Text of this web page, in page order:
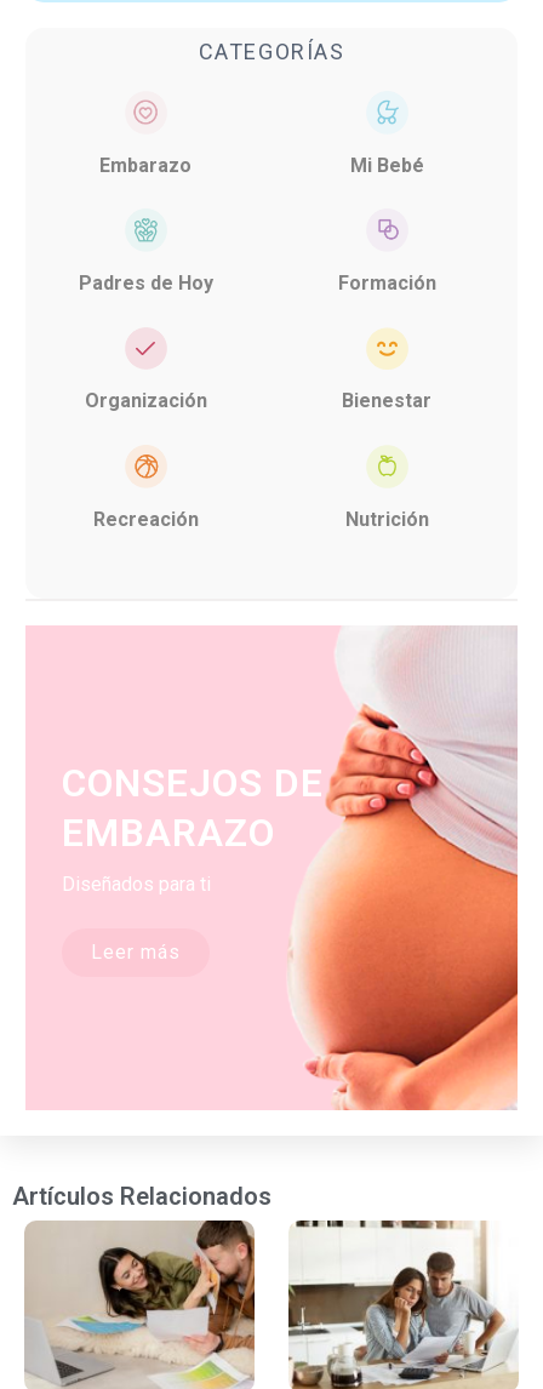
CATEGORÍAS
Embarazo Mi Bebé
Padres de Hoy Formación
Organización Bienestar
Recreación Nutrición
CONSEJOS DE
EMBARAZO
Diseñados para ti
Leer más
Artículos Relacionados